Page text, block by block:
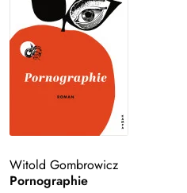
Witold Gombrowicz
Pornographie